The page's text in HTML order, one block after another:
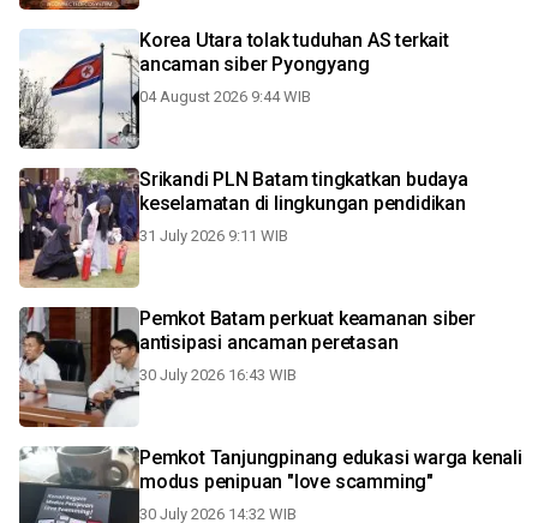
Korea Utara tolak tuduhan AS terkait
ancaman siber Pyongyang
04 August 2026 9:44 WIB
Srikandi PLN Batam tingkatkan budaya
keselamatan di lingkungan pendidikan
31 July 2026 9:11 WIB
Pemkot Batam perkuat keamanan siber
antisipasi ancaman peretasan
30 July 2026 16:43 WIB
Pemkot Tanjungpinang edukasi warga kenali
modus penipuan "love scamming"
30 July 2026 14:32 WIB